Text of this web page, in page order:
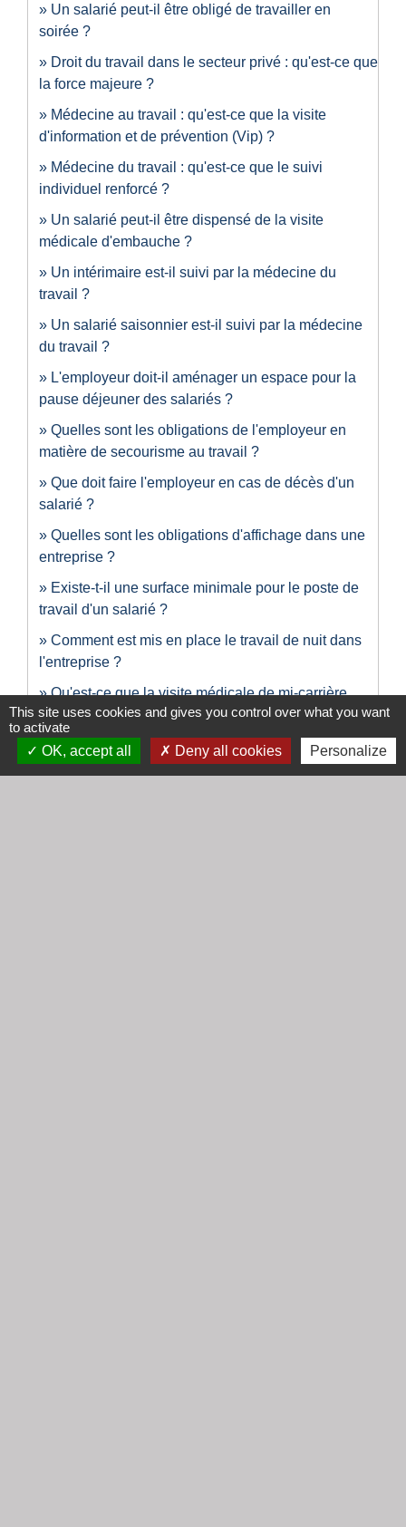
Un salarié peut-il être obligé de travailler en
soirée ?
Droit du travail dans le secteur privé : qu'est-ce que
la force majeure ?
Médecine au travail : qu'est-ce que la visite
d'information et de prévention (Vip) ?
Médecine du travail : qu'est-ce que le suivi
individuel renforcé ?
Un salarié peut-il être dispensé de la visite
médicale d'embauche ?
Un intérimaire est-il suivi par la médecine du
travail ?
Un salarié saisonnier est-il suivi par la médecine
du travail ?
L'employeur doit-il aménager un espace pour la
pause déjeuner des salariés ?
Quelles sont les obligations de l'employeur en
matière de secourisme au travail ?
Que doit faire l'employeur en cas de décès d'un
salarié ?
Quelles sont les obligations d'affichage dans une
entreprise ?
Existe-t-il une surface minimale pour le poste de
travail d'un salarié ?
Comment est mis en place le travail de nuit dans
l'entreprise ?
Qu'est-ce que la visite médicale de mi-carrière
pour un salarié ?
Signaler une erreur sur cette page
This site uses cookies and gives you control over what you want
to activate
OK, accept all
Deny all cookies Personalize